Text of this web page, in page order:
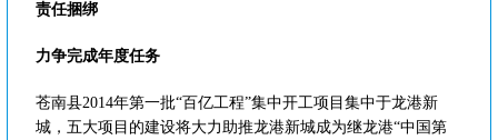
责任捆绑
力争完成年度任务
苍南县2014年第一批“百亿工程”集中开工项目集中于龙港新
城，五大项目的建设将大力助推龙港新城成为继龙港“中国第